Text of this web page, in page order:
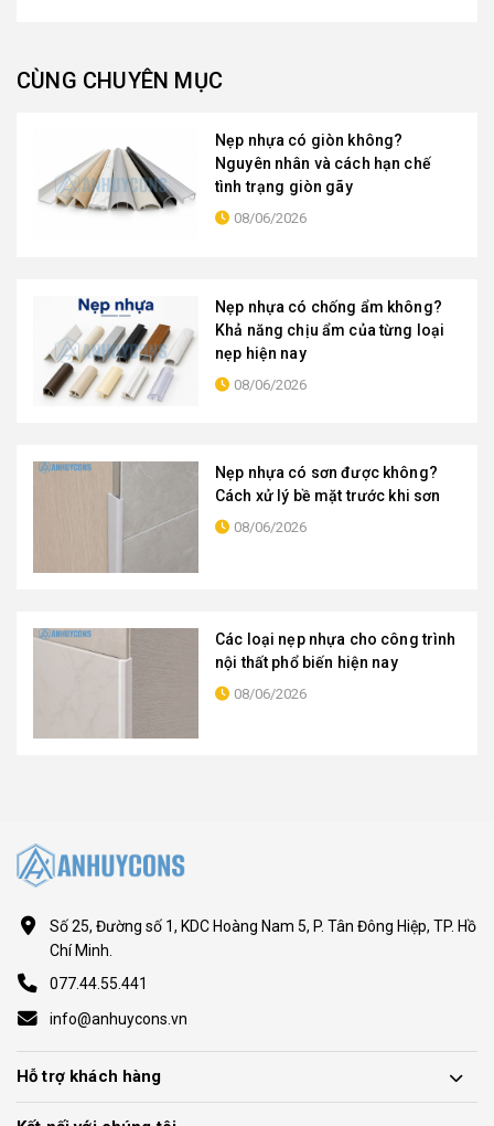
CÙNG CHUYÊN MỤC
Nẹp nhựa có giòn không?
Nguyên nhân và cách hạn chế
tình trạng giòn gãy
08/06/2026
Nẹp nhựa có chống ẩm không?
Khả năng chịu ẩm của từng loại
nẹp hiện nay
08/06/2026
Nẹp nhựa có sơn được không?
Cách xử lý bề mặt trước khi sơn
08/06/2026
Các loại nẹp nhựa cho công trình
nội thất phổ biến hiện nay
08/06/2026
Số 25, Đường số 1, KDC Hoàng Nam 5, P. Tân Đông Hiệp, TP. Hồ
Chí Minh.
077.44.55.441
info@anhuycons.vn
Hỗ trợ khách hàng